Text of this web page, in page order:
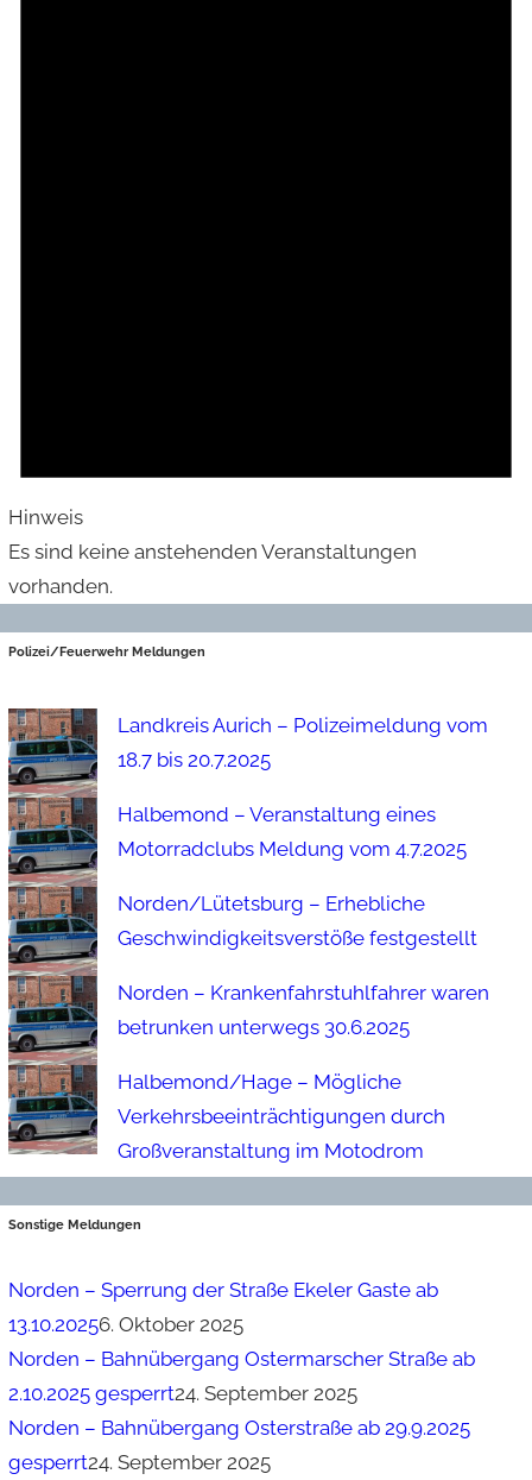
Hinweis
Es sind keine anstehenden Veranstaltungen
vorhanden.
Polizei/Feuerwehr Meldungen
Landkreis Aurich – Polizeimeldung vom
18.7 bis 20.7.2025
Halbemond – Veranstaltung eines
Motorradclubs Meldung vom 4.7.2025
Norden/Lütetsburg – Erhebliche
Geschwindigkeitsverstöße festgestellt
Norden – Krankenfahrstuhlfahrer waren
betrunken unterwegs 30.6.2025
Halbemond/Hage – Mögliche
Verkehrsbeeinträchtigungen durch
Großveranstaltung im Motodrom
Sonstige Meldungen
Norden – Sperrung der Straße Ekeler Gaste ab
13.10.20256. Oktober 2025
Norden – Bahnübergang Ostermarscher Straße ab
2.10.2025 gesperrt24. September 2025
Norden – Bahnübergang Osterstraße ab 29.9.2025
gesperrt24. September 2025